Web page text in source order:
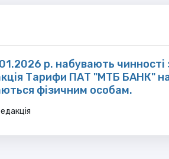
р. набувають чинності
Тарифи ПАТ "МТБ БАНК"
фізичним особам.